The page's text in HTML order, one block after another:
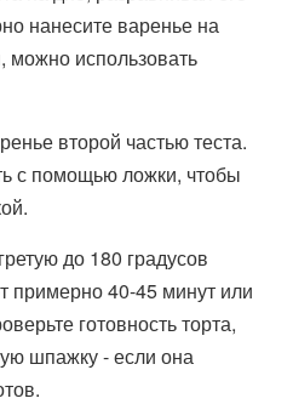
нанесите варенье на
можно использовать
второй частью теста.
с помощью ложки, чтобы
до 180 градусов
примерно 40-45 минут или
готовность торта,
шпажку - если она